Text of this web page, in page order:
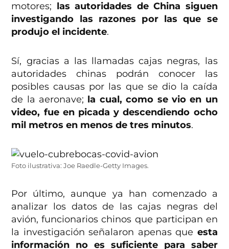
motores; las autoridades de China siguen
investigando las razones por las que se
produjo el incidente.
Sí, gracias a las llamadas cajas negras, las
autoridades chinas podrán conocer las
posibles causas por las que se dio la caída
de la aeronave; la cual, como se vio en un
video, fue en picada y descendiendo ocho
mil metros en menos de tres minutos.
Foto ilustrativa: Joe Raedle-Getty Images.
Por último, aunque ya han comenzado a
analizar los datos de las cajas negras del
avión, funcionarios chinos que participan en
la investigación señalaron apenas que esta
información no es suficiente para saber